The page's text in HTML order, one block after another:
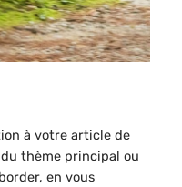
à votre article de
thème principal ou
en vous